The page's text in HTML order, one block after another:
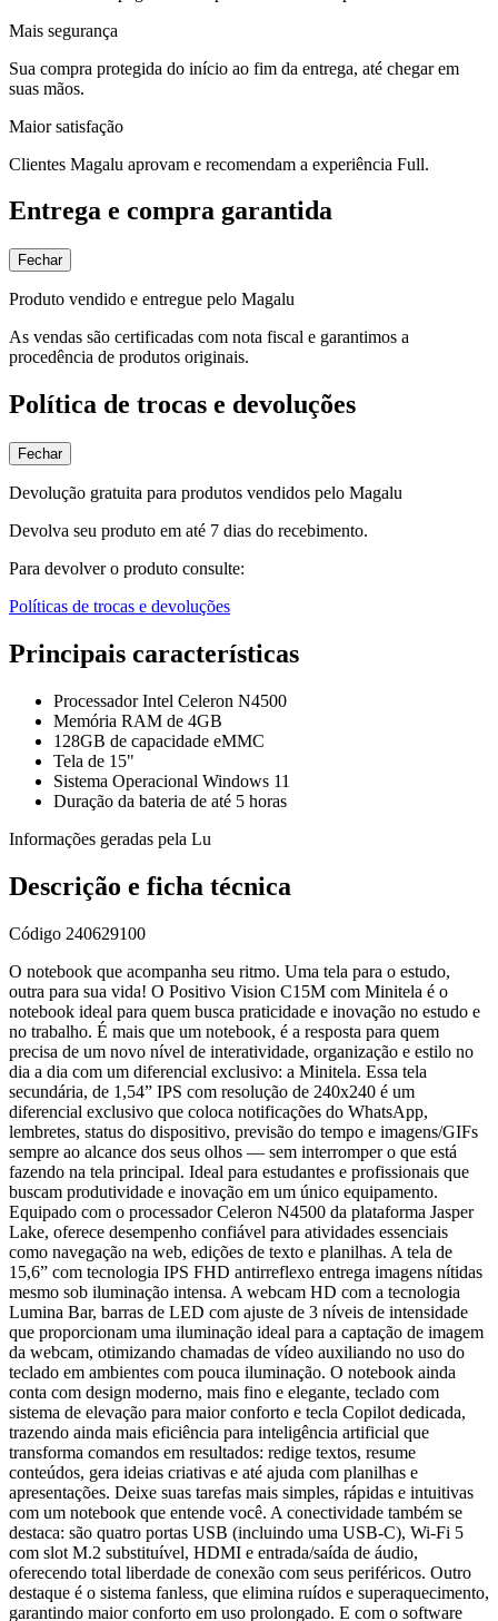
Mais segurança
Sua compra protegida do início ao fim da entrega, até chegar em
suas mãos.
Maior satisfação
Clientes Magalu aprovam e recomendam a experiência Full.
Entrega e compra garantida
Fechar
Produto vendido e entregue pelo Magalu
As vendas são certificadas com nota fiscal e garantimos a
procedência de produtos originais.
Política de trocas e devoluções
Fechar
Devolução gratuita para produtos vendidos pelo Magalu
Devolva seu produto em até 7 dias do recebimento.
Para devolver o produto consulte:
Políticas de trocas e devoluções
Principais características
Processador Intel Celeron N4500
Memória RAM de 4GB
128GB de capacidade eMMC
Tela de 15"
Sistema Operacional Windows 11
Duração da bateria de até 5 horas
Informações geradas pela Lu
Descrição e ficha técnica
Código 240629100
O notebook que acompanha seu ritmo. Uma tela para o estudo,
outra para sua vida! O Positivo Vision C15M com Minitela é o
notebook ideal para quem busca praticidade e inovação no estudo e
no trabalho. É mais que um notebook, é a resposta para quem
precisa de um novo nível de interatividade, organização e estilo no
dia a dia com um diferencial exclusivo: a Minitela. Essa tela
secundária, de 1,54” IPS com resolução de 240x240 é um
diferencial exclusivo que coloca notificações do WhatsApp,
lembretes, status do dispositivo, previsão do tempo e imagens/GIFs
sempre ao alcance dos seus olhos — sem interromper o que está
fazendo na tela principal. Ideal para estudantes e profissionais que
buscam produtividade e inovação em um único equipamento.
Equipado com o processador Celeron N4500 da plataforma Jasper
Lake, oferece desempenho confiável para atividades essenciais
como navegação na web, edições de texto e planilhas. A tela de
15,6” com tecnologia IPS FHD antirreflexo entrega imagens nítidas
mesmo sob iluminação intensa. A webcam HD com a tecnologia
Lumina Bar, barras de LED com ajuste de 3 níveis de intensidade
que proporcionam uma iluminação ideal para a captação de imagem
da webcam, otimizando chamadas de vídeo auxiliando no uso do
teclado em ambientes com pouca iluminação. O notebook ainda
conta com design moderno, mais fino e elegante, teclado com
sistema de elevação para maior conforto e tecla Copilot dedicada,
trazendo ainda mais eficiência para inteligência artificial que
transforma comandos em resultados: redige textos, resume
conteúdos, gera ideias criativas e até ajuda com planilhas e
apresentações. Deixe suas tarefas mais simples, rápidas e intuitivas
com um notebook que entende você. A conectividade também se
destaca: são quatro portas USB (incluindo uma USB-C), Wi-Fi 5
com slot M.2 substituível, HDMI e entrada/saída de áudio,
oferecendo total liberdade de conexão com seus periféricos. Outro
destaque é o sistema fanless, que elimina ruídos e superaquecimento,
garantindo maior conforto em uso prolongado. E com o software